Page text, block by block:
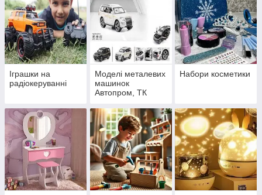
Іграшки на
радіокеруванні
Моделі металевих
машинок
Автопром, ТК
Expert
Набори косметики